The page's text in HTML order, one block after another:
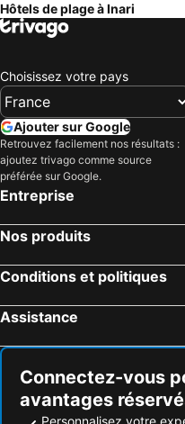
Hôtels de plage à Inari
Choisissez votre pays
Ajouter sur Google
Retrouvez facilement nos résultats :
ajoutez trivago comme source
préférée sur Google.
Entreprise
Nos produits
Conditions et politiques
Assistance
Connectez-vous
avantages
Personnalisez votre